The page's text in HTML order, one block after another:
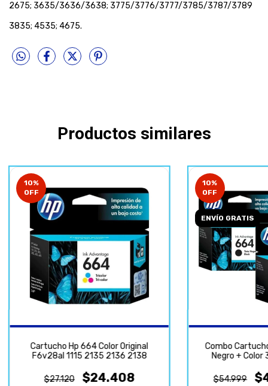
2675; 3635/3636/3638; 3775/3776/3777/3785/3787/3789
3835; 4535; 4675.
Productos similares
10%
OFF
Cartucho Hp 664 Color Original
F6v28al 1115 2135 2136 2138
$27.120 $24.408
10%
OFF
ENVÍO GRATIS
Combo
Negro + Color
$54.999